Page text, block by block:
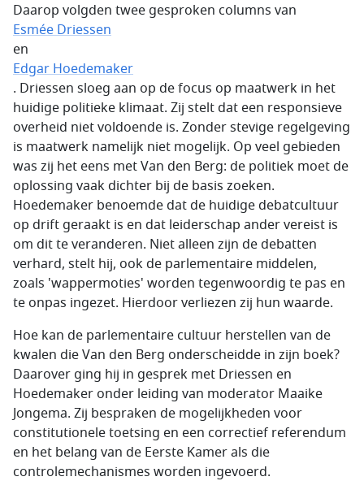
Daarop volgden twee gesproken columns van
Esmée Driessen
en
Edgar Hoedemaker
. Driessen sloeg aan op de focus op maatwerk in het
huidige politieke klimaat. Zij stelt dat een responsieve
overheid niet voldoende is. Zonder stevige regelgeving
is maatwerk namelijk niet mogelijk. Op veel gebieden
was zij het eens met Van den Berg: de politiek moet de
oplossing vaak dichter bij de basis zoeken.
Hoedemaker benoemde dat de huidige debatcultuur
op drift geraakt is en dat leiderschap ander vereist is
om dit te veranderen. Niet alleen zijn de debatten
verhard, stelt hij, ook de parlementaire middelen,
zoals 'wappermoties' worden tegenwoordig te pas en
te onpas ingezet. Hierdoor verliezen zij hun waarde.
Hoe kan de parlementaire cultuur herstellen van de
kwalen die Van den Berg onderscheidde in zijn boek?
Daarover ging hij in gesprek met Driessen en
Hoedemaker onder leiding van moderator Maaike
Jongema. Zij bespraken de mogelijkheden voor
constitutionele toetsing en een correctief referendum
en het belang van de Eerste Kamer als die
controlemechanismes worden ingevoerd.